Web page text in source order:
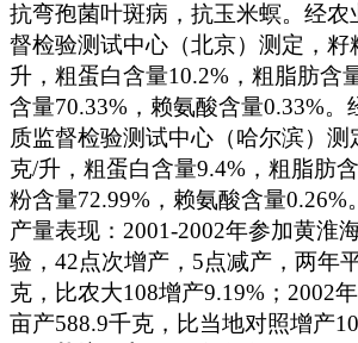
抗弯孢菌叶斑病，抗玉米螟。经农
督检验测试中心（北京）测定，籽
升，粗蛋白含量10.2% ，粗脂肪含
含量70.33% ，赖氨酸含量0.33%。
质监督检验测试中心（哈尔滨）测
克/升，粗蛋白含量9.4% ，粗脂肪
粉含量72.99% ，赖氨酸含量0.26%。
产量表现： 2001-2002年参加黄淮
验， 42点次增产， 5点减产，两年
克 ，比农大108增产9.19% ； 2002
亩产588.9千克 ，比当地对照增产